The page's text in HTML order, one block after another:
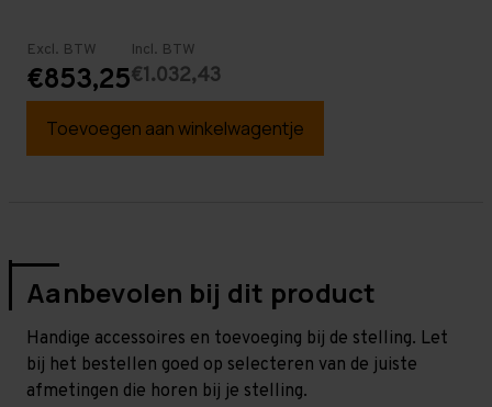
Excl. BTW
€853,25
Incl. BTW
€1.032,43
Toevoegen aan winkelwagentje
Aanbevolen bij dit product
Handige accessoires en toevoeging bij de stelling. Let
bij het bestellen goed op selecteren van de juiste
afmetingen die horen bij je stelling.